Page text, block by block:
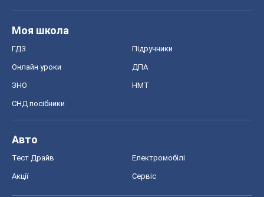
Моя школа
ГДЗ Підручники
Онлайн уроки ДПА
ЗНО НМТ
СНД посібники
Авто
Тест Драйв Електромобілі
Акції Сервіс